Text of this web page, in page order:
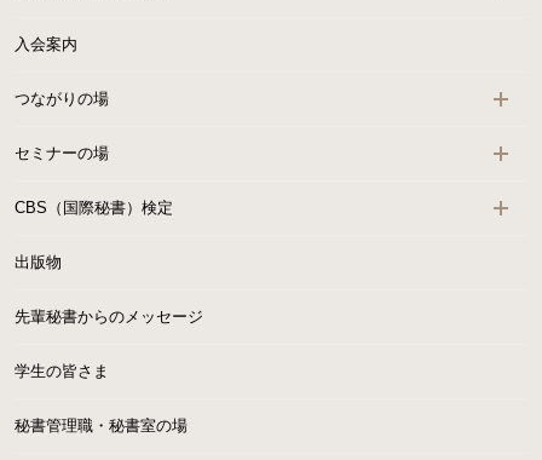
入会案内
つながりの場
セミナーの場
CBS（国際秘書）検定
出版物
先輩秘書からのメッセージ
学生の皆さま
秘書管理職・秘書室の場